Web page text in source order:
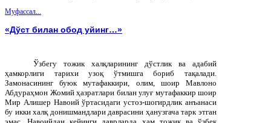
Муфассал...
«Дўст билан обод уйинг…»
Ўзбегу тожик халқларининг дўстлик ва адабий
ҳамкорлиги тарихи узоқ ўтмишга бориб тақалади.
Замонасининг буюк мутафаккири, олим, шоир Мавлоно
Абдураҳмон Жомий ҳазратлари билан улуғ мутафаккир шоир
Мир Алишер Навоий ўртасидаги устоз-шогирдлик анъанаси
бу икки халқ донишмандлари даврасини ҳанузгача тарк этган